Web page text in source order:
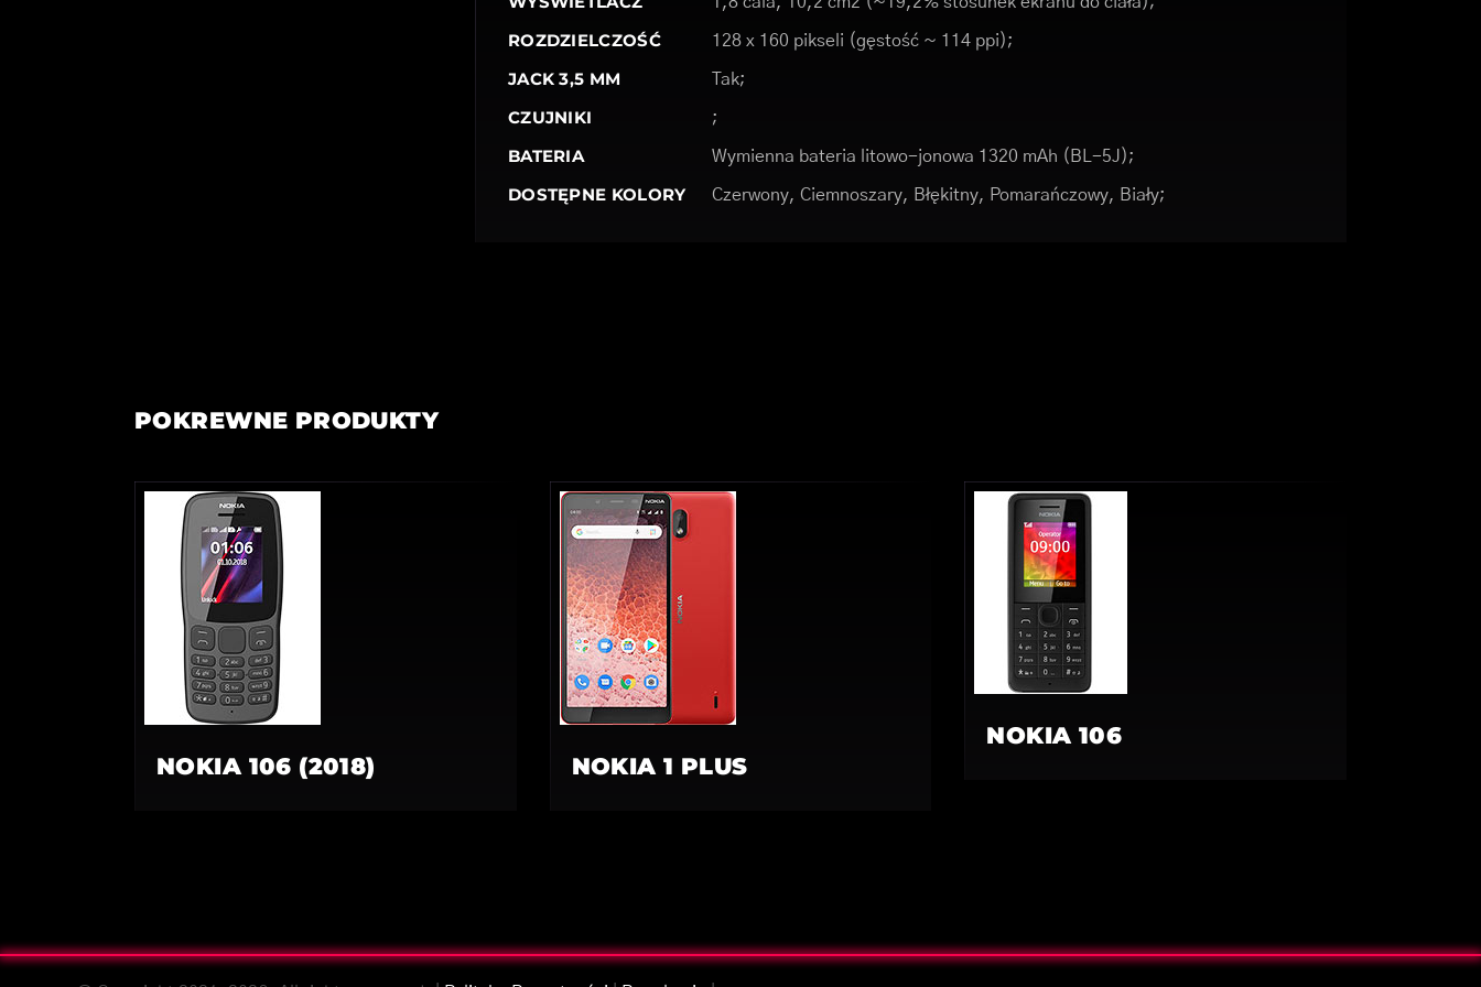
ROZDZIELCZOŚĆ 128 x 160 pikseli (gęstość ~ 114 ppi);
JACK 3,5 MM Tak;
CZUJNIKI ;
BATERIA Wymienna bateria litowo-jonowa 1320 mAh (BL-5J);
DOSTĘPNE KOLORY Czerwony, Ciemnoszary, Błękitny, Pomarańczowy, Biały;
POKREWNE PRODUKTY
NOKIA 106 (2018) NOKIA 1 PLUS
NOKIA 106